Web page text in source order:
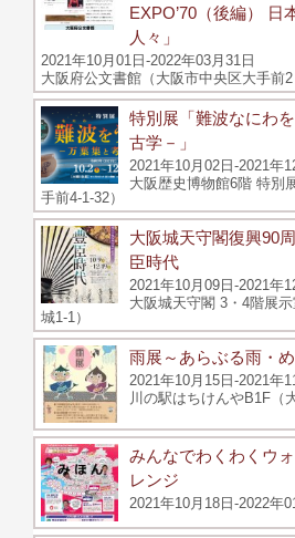
EXPO’70（後編） 日
人々」
2021年10月01日-2022年03月31日
大阪府公文書館（大阪市中央区大手前2
特別展「難波なにわ
古学－」
2021年10月02日-2021年
大阪歴史博物館6階 特別
手前4-1-32）
大阪城天守閣復興90
臣時代
2021年10月09日-2021年
大阪城天守閣 3・4階展
城1-1）
雨展～あらぶる雨・
2021年10月15日-2021年
川の駅はちけんやB1F（
みんなでわくわくウ
レンジ
2021年10月18日-2022年